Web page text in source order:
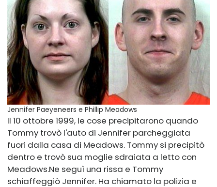
Jennifer Paeyeneers e Phillip Meadows
Il 10 ottobre 1999, le cose precipitarono quando
Tommy trovò l'auto di Jennifer parcheggiata
fuori dalla casa di Meadows. Tommy si precipitò
dentro e trovò sua moglie sdraiata a letto con
Meadows.Ne seguì una rissa e Tommy
schiaffeggiò Jennifer. Ha chiamato la polizia e